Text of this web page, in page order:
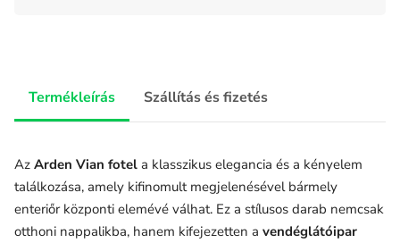
Termékleírás Szállítás és fizetés
Az Arden Vian fotel a klasszikus elegancia és a kényelem
találkozása, amely kifinomult megjelenésével bármely
enteriőr központi elemévé válhat. Ez a stílusos darab nemcsak
otthoni nappalikba, hanem kifejezetten a vendéglátóipar